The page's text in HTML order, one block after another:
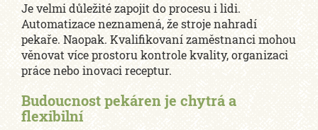
Je velmi důležité zapojit do procesu i lidi.
Automatizace neznamená, že stroje nahradí
pekaře. Naopak. Kvalifikovaní zaměstnanci mohou
věnovat více prostoru kontrole kvality, organizaci
práce nebo inovaci receptur.
Budoucnost pekáren je chytrá a
flexibilní